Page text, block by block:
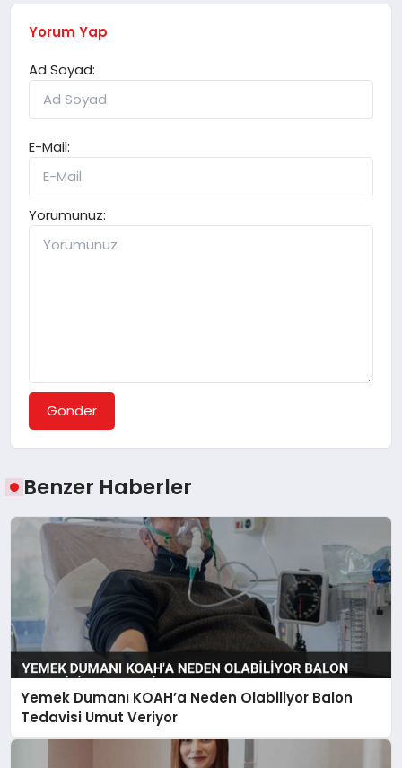
Yorum Yap
Ad Soyad:
E-Mail:
Yorumunuz:
Gönder
Benzer Haberler
Yemek Dumanı KOAH’a Neden Olabiliyor Balon
Tedavisi Umut Veriyor